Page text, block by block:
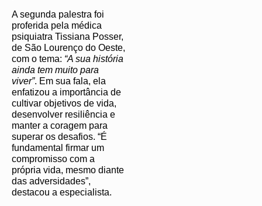
A segunda palestra foi
proferida pela médica
psiquiatra Tissiana Posser,
de São Lourenço do Oeste,
com o tema: “A sua história
ainda tem muito para
viver”. Em sua fala, ela
enfatizou a importância de
cultivar objetivos de vida,
desenvolver resiliência e
manter a coragem para
superar os desafios. “É
fundamental firmar um
compromisso com a
própria vida, mesmo diante
das adversidades”,
destacou a especialista.